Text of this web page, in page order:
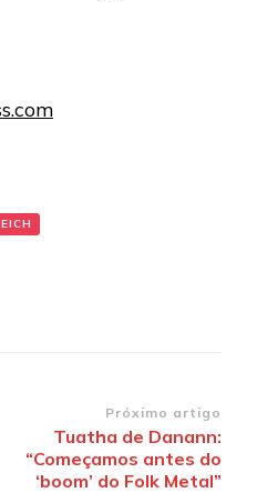
Próximo artigo
Tuatha de Danann:
“Começamos antes do
‘boom’ do Folk Metal”